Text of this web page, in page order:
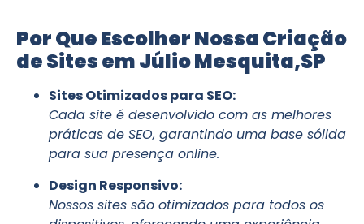
Por Que Escolher Nossa Criação
de Sites em Júlio Mesquita,SP
Sites Otimizados para SEO:
Cada site é desenvolvido com as melhores
práticas de SEO, garantindo uma base sólida
para sua presença online.
Design Responsivo:
Nossos sites são otimizados para todos os